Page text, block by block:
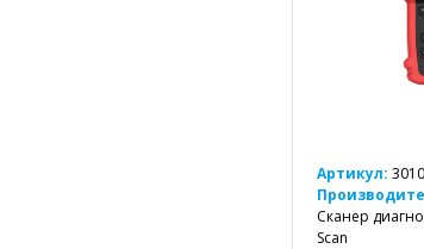
Артикул:
Сканер
Scan